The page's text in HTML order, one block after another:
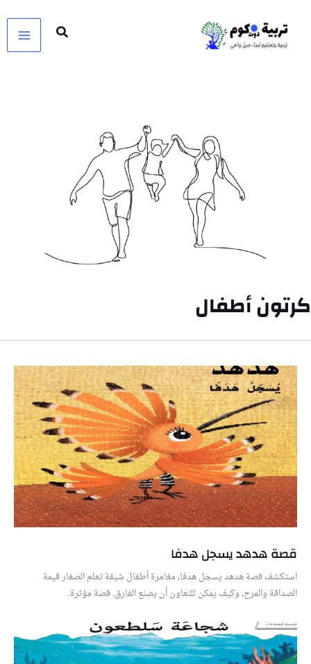
المحتوى
كرتون أطفال
قصة هدهد يسجل هدفا
استكشف قصة هدهد يسجل هدفا، مغامرة أطفال شيقة تعلم الصغار قيمة
الصداقة والمرح، وكيف يمكن للتعاون أن يصنع الفارق. قصة مؤثرة.